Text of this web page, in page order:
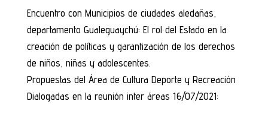
Encuentro con Municipios de ciudades aledañas,
departamento Gualeguaychú: El rol del Estado en la
creación de políticas y garantización de los derechos
de niños, niñas y adolescentes.
Propuestas del Área de Cultura Deporte y Recreación
Dialogadas en la reunión inter áreas 16/07/2021: